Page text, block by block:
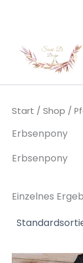
Start / Shop /
Erbsenpony
Erbsenpony
Einzelnes